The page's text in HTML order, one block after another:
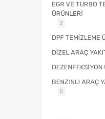
EGR VE TURBO
ÜRÜNLERİ
2
DPF TEMİZLEME
DİZEL ARAÇ
DEZENFEKSİYON
BENZİNLİ ARAÇ
5